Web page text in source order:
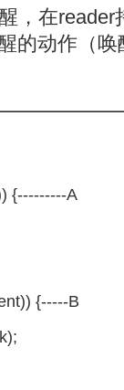
，在
的动作（
{---------A
{-----B